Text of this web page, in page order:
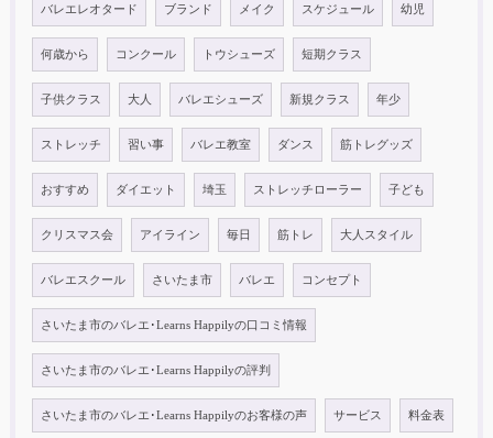
バレエレオタード ブランド メイク スケジュール 幼児
何歳から コンクール トウシューズ 短期クラス
子供クラス 大人 バレエシューズ 新規クラス 年少
ストレッチ 習い事 バレエ教室 ダンス 筋トレグッズ
おすすめ ダイエット 埼玉 ストレッチローラー 子ども
クリスマス会 アイライン 毎日 筋トレ 大人スタイル
バレエスクール さいたま市 バレエ コンセプト
さいたま市のバレエ･Learns Happilyの口コミ情報
さいたま市のバレエ･Learns Happilyの評判
さいたま市のバレエ･Learns Happilyのお客様の声 サービス 料金表